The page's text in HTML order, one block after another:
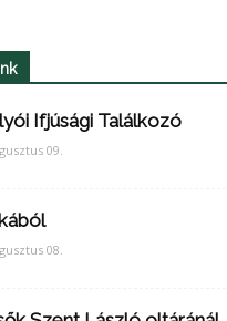
Ifjúsági Találkozó
09.
08.